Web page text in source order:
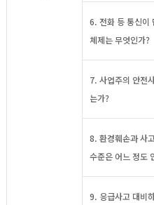
6. 전화 등 통신이
체제는 무엇인가?
7. 사업주의 안전
는가?
8. 환경훼손과 사
수준은 어느 정도
9. 응급사고 대비